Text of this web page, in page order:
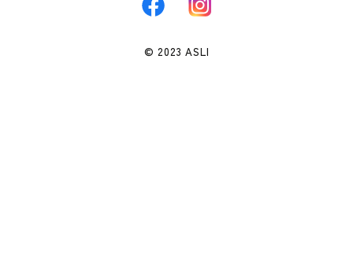
© 2023 ASLI